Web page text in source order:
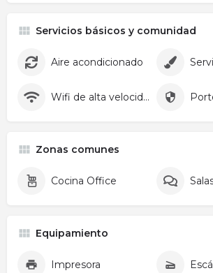
Servicios básicos y comunidad
Aire acondicionado
Wifi de alta velocidad
Zonas comunes
Cocina Office
Equipamiento
Impresora